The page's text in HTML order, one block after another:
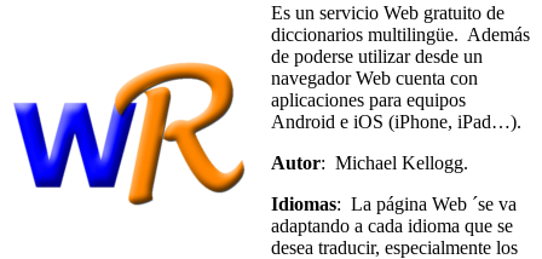
Es un servicio Web gratuito de
diccionarios multilingüe. Además
de poderse utilizar desde un
navegador Web cuenta con
aplicaciones para equipos
Android e iOS (iPhone, iPad…).
Autor: Michael Kellogg.
Idiomas: La página Web ´se va
adaptando a cada idioma que se
desea traducir, especialmente los